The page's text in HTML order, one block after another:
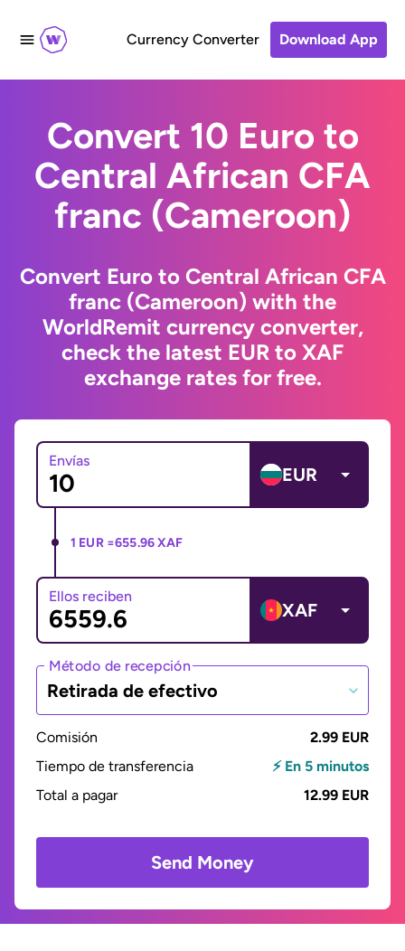
Currency Converter Download App
Convert 10 Euro to
Central African CFA
franc (Cameroon)
Convert Euro to Central African CFA
franc (Cameroon) with the
WorldRemit currency converter,
check the latest EUR to XAF
exchange rates for free.
Envías
EUR
1 EUR =655.96 XAF
Ellos reciben
XAF
Método de recepción
Retirada de efectivo
Comisión
2.99 EUR
Tiempo de transferencia
⚡ En 5 minutos
Total a pagar
12.99 EUR
Send Money